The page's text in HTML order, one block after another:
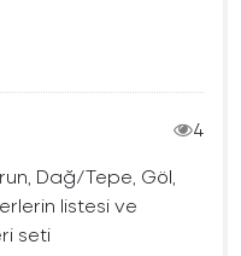
4
Dağ/Tepe, Göl,
listesi ve
seti